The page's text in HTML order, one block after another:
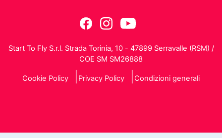
Start To Fly S.r.l. Strada Torinia, 10 - 47899 Serravalle (RSM) /
COE SM SM26888
Cookie Policy Privacy Policy Condizioni generali